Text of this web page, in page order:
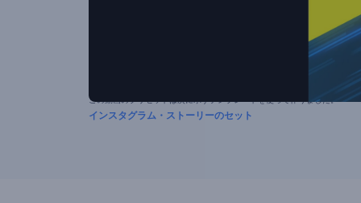
この動画のプリセットは次に示すテンプレートを使って作りました。
インスタグラム・ストーリーのセット